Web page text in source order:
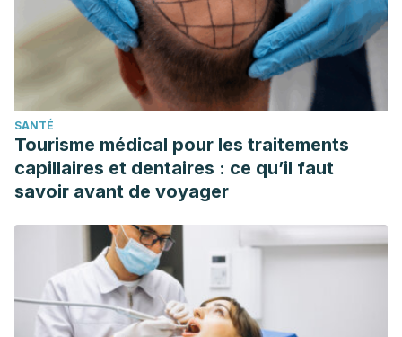
SANTÉ
Tourisme médical pour les traitements
capillaires et dentaires : ce qu’il faut
savoir avant de voyager